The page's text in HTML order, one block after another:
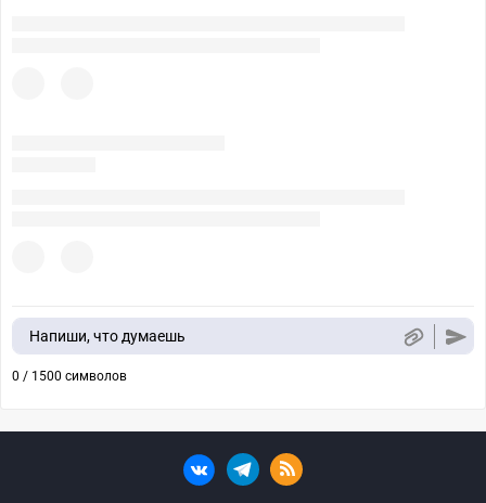
Напиши, что думаешь
0 / 1500 символов